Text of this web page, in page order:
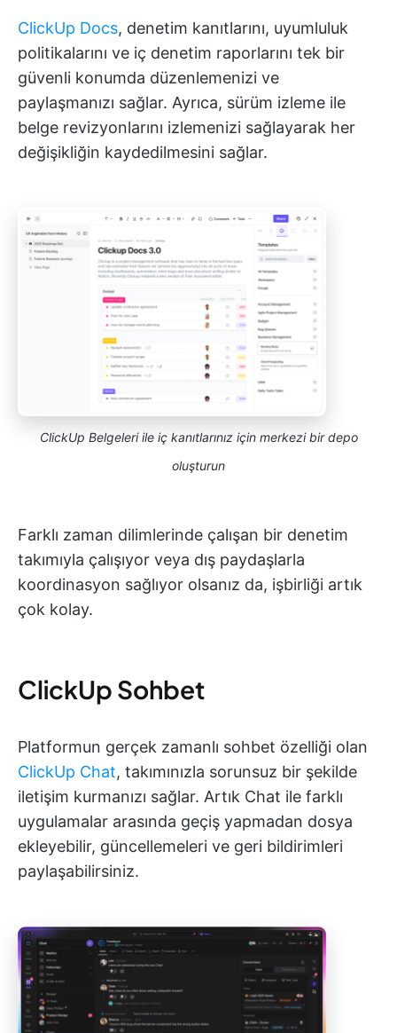
ClickUp Docs, denetim kanıtlarını, uyumluluk
politikalarını ve iç denetim raporlarını tek bir
güvenli konumda düzenlemenizi ve
paylaşmanızı sağlar. Ayrıca, sürüm izleme ile
belge revizyonlarını izlemenizi sağlayarak her
değişikliğin kaydedilmesini sağlar.
ClickUp Belgeleri ile iç kanıtlarınız için merkezi bir depo
oluşturun
Farklı zaman dilimlerinde çalışan bir denetim
takımıyla çalışıyor veya dış paydaşlarla
koordinasyon sağlıyor olsanız da, işbirliği artık
çok kolay.
ClickUp Sohbet
Platformun gerçek zamanlı sohbet özelliği olan
ClickUp Chat, takımınızla sorunsuz bir şekilde
iletişim kurmanızı sağlar. Artık Chat ile farklı
uygulamalar arasında geçiş yapmadan dosya
ekleyebilir, güncellemeleri ve geri bildirimleri
paylaşabilirsiniz.